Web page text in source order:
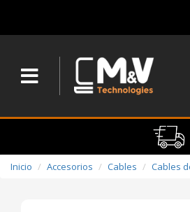
Inicio Accesorios Cables Cables